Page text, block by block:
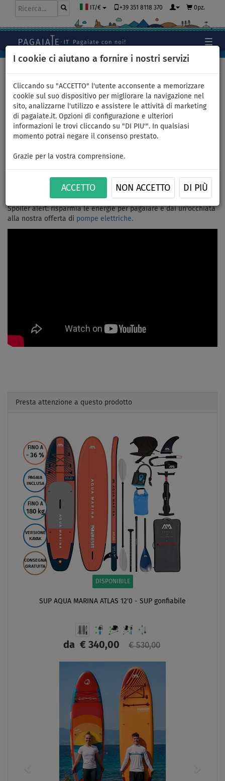
I cookie ci aiutano a fornire i nostri servizi
Cliccando su "ACCETTO" l'utente acconsente a memorizzare
cookie sul suo dispositivo per migliorare la navigazione nel
sito, analizzarne l'utilizzo e assistere le attività di marketing
di pagaiate.it. Opzioni di configurazione e ulteriori
informazioni le trovi cliccando su "DI PIU'". In qualsiasi
momento potrai negare il consenso prestato.
Grazie per la vostra comprensione.
ACCETTO NON ACCETTO DI PIÙ
IT/€ +39 351 8118 370 0pz.
Competizione: pompa
elettrica CONTRO la forza
umana
La gara dell'anno è arrivata: pompa elettrica contro forza umana.
Spoiler alert: risparmia le energie per pagaiare e dai un'occhiata
alla nostra offerta di pompe elettriche.
Presta attenzione a questo prodotto
FINO A
- 36 %
PAGAIA
INCLUSA
FINO A
180 kg
VERSIONE
KAYAK
CONSEGNA
GRATUITA
DISPONIBILE
SUP AQUA MARINA ATLAS 12'0 - SUP gonfiabile
da € 340,00 € 530,00
SCHERMO
Previous